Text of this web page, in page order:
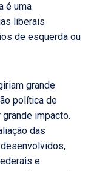
é uma
liberais
de esquerda ou
grande
política de
impacto.
das
e